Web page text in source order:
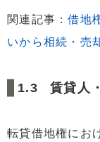
関連記事：借地
いから相続・売
賃貸人
転貸借地権にお